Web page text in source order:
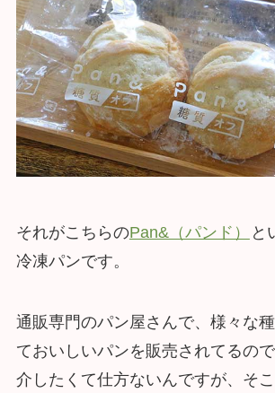
それがこちらのPan&（パンド）
と
冷凍パンです。
通販専門のパン屋さんで、様々な
ておいしいパンを販売されてるの
介したくて仕方ないんですが、そ